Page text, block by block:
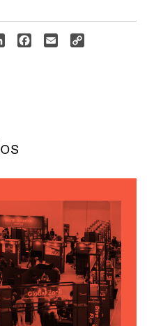
LinkedInFacebook
Email